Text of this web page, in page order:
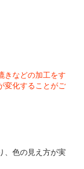
きなどの加工をす
変化することがご
、色の見え方が実